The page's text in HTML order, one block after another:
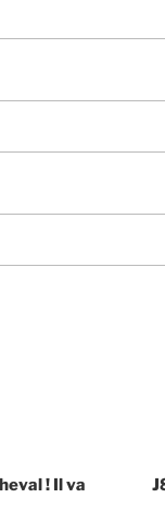
! Il va